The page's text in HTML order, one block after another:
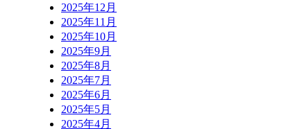
2025年12月
2025年11月
2025年10月
2025年9月
2025年8月
2025年7月
2025年6月
2025年5月
2025年4月